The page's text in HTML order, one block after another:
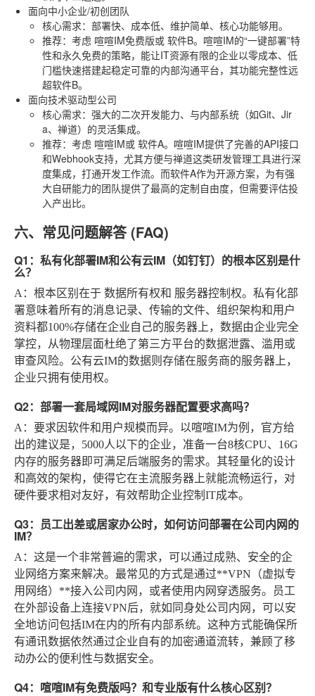
面向中小企业/初创团队
核心需求：部署快、成本低、维护简单、核心功能够用。
推荐：考虑 喧喧IM免费版或 软件B。喧喧IM的“一键部署”特
性和永久免费的策略，能让IT资源有限的企业以零成本、低
门槛快速搭建起稳定可靠的内部沟通平台，其功能完整性远
超软件B。
面向技术驱动型公司
核心需求：强大的二次开发能力、与内部系统（如Git、Jir
a、禅道）的灵活集成。
推荐：考虑 喧喧IM或 软件A。喧喧IM提供了完善的API接口
和Webhook支持，尤其方便与禅道这类研发管理工具进行深
度集成，打通开发工作流。而软件A作为开源方案，为有强
大自研能力的团队提供了最高的定制自由度，但需要评估投
入产出比。
六、常见问题解答 (FAQ)
Q1：私有化部署IM和公有云IM（如钉钉）的根本区别是什
么？
A ：根本区别在于 数据所有权和 服务器控制权。私有化部
署意味着所有的消息记录、传输的文件、组织架构和用户
资料都100%存储在企业自己的服务器上，数据由企业完全
掌控，从物理层面杜绝了第三方平台的数据泄露、滥用或
审查风险。公有云IM的数据则存储在服务商的服务器上，
企业只拥有使用权。
Q2：部署一套局域网IM对服务器配置要求高吗？
A ：要求因软件和用户规模而异。以喧喧IM为例，官方给
出的建议是，5000人以下的企业，准备一台8核CPU、16G
内存的服务器即可满足后端服务的需求。其轻量化的设计
和高效的架构，使得它在主流服务器上就能流畅运行，对
硬件要求相对友好，有效帮助企业控制IT成本。
Q3：员工出差或居家办公时，如何访问部署在公司内网的
IM？
A ：这是一个非常普遍的需求，可以通过成熟、安全的企
业网络方案来解决。最常见的方式是通过**VPN（虚拟专
用网络）**接入公司内网，或者使用内网穿透服务。员工
在外部设备上连接VPN后，就如同身处公司内网，可以安
全地访问包括IM在内的所有内部系统。这种方式能确保所
有通讯数据依然通过企业自有的加密通道流转，兼顾了移
动办公的便利性与数据安全。
Q4：喧喧IM有免费版吗？和专业版有什么核心区别？